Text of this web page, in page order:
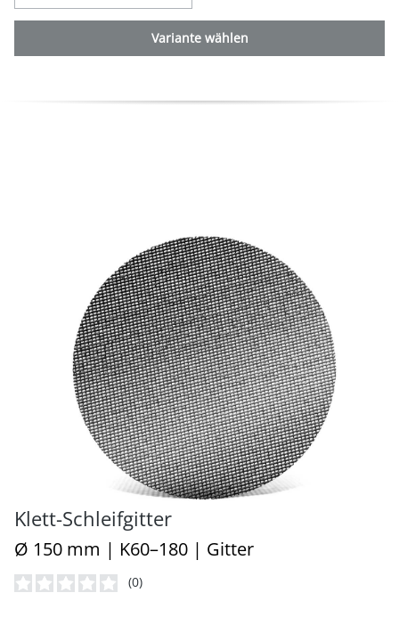
Variante wählen
Klett-Schleifgitter
Ø 150 mm | K60–180 | Gitter
(0)